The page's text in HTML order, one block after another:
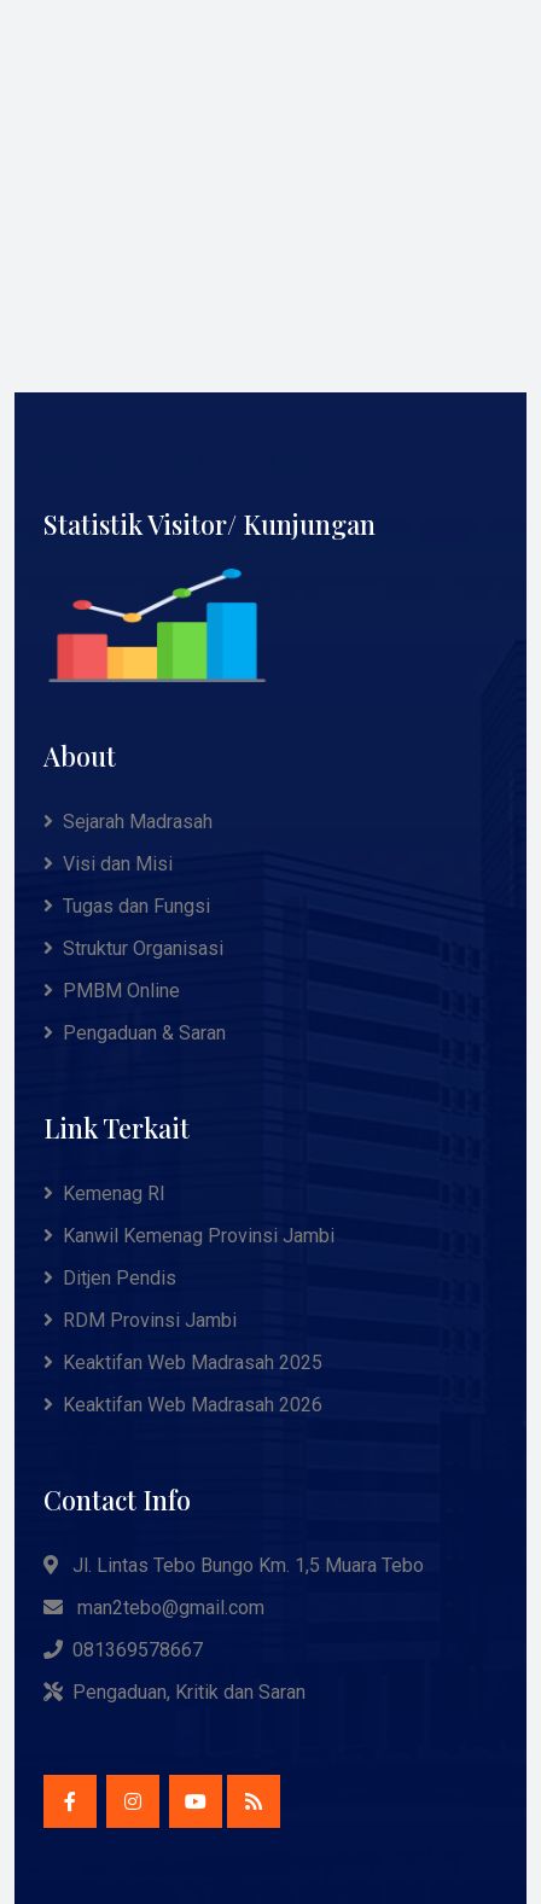
Statistik Visitor/ Kunjungan
About
Sejarah Madrasah
Visi dan Misi
Tugas dan Fungsi
Struktur Organisasi
PMBM Online
Pengaduan & Saran
Link Terkait
Kemenag RI
Kanwil Kemenag Provinsi Jambi
Ditjen Pendis
RDM Provinsi Jambi
Keaktifan Web Madrasah 2025
Keaktifan Web Madrasah 2026
Contact Info
Jl. Lintas Tebo Bungo Km. 1,5 Muara Tebo
man2tebo@gmail.com
081369578667
Pengaduan, Kritik dan Saran